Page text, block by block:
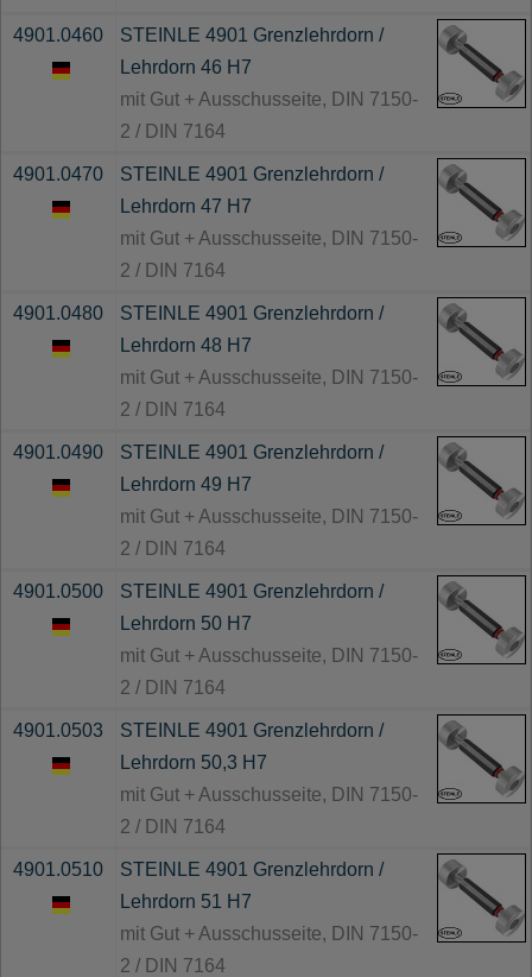
4901.0460
STEINLE 4901 Grenzlehrdorn /
Lehrdorn 46 H7
mit Gut + Ausschusseite, DIN 7150-
2 / DIN 7164
4901.0470
STEINLE 4901 Grenzlehrdorn /
Lehrdorn 47 H7
mit Gut + Ausschusseite, DIN 7150-
2 / DIN 7164
4901.0480
STEINLE 4901 Grenzlehrdorn /
Lehrdorn 48 H7
mit Gut + Ausschusseite, DIN 7150-
2 / DIN 7164
4901.0490
STEINLE 4901 Grenzlehrdorn /
Lehrdorn 49 H7
mit Gut + Ausschusseite, DIN 7150-
2 / DIN 7164
4901.0500
STEINLE 4901 Grenzlehrdorn /
Lehrdorn 50 H7
mit Gut + Ausschusseite, DIN 7150-
2 / DIN 7164
4901.0503
STEINLE 4901 Grenzlehrdorn /
Lehrdorn 50,3 H7
mit Gut + Ausschusseite, DIN 7150-
2 / DIN 7164
4901.0510
STEINLE 4901 Grenzlehrdorn /
Lehrdorn 51 H7
mit Gut + Ausschusseite, DIN 7150-
2 / DIN 7164